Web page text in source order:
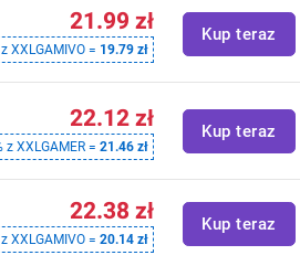
21.99 zł
XXLGAMIVO = 19.79 zł
Kup teraz
22.12 zł
z XXLGAMER =21.46 zł
Kup teraz
22.38 zł
z XXLGAMIVO =20.14 zł
Kup teraz